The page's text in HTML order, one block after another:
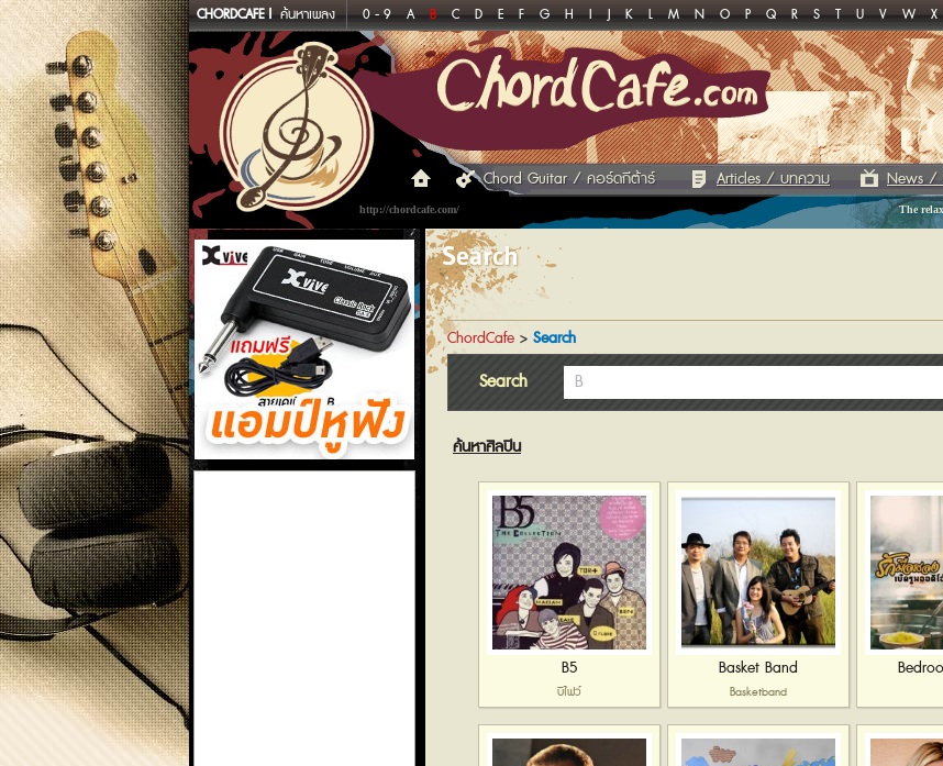
CHORDCAFE ค้นหาเพลง 0 - 9 A B C D E F G H I J K L M N O P Q R S T U V W X
The
http://chordcafe.com/
Chord Guitar / คอร์ดกีต้าร์ Articles / บทความ News /
แอมป์หูฟัง
Search
ChordCafe > Search
Search
ค้นหาศิลปิน
B5
บีไฟว์
Basket Band
Basketband